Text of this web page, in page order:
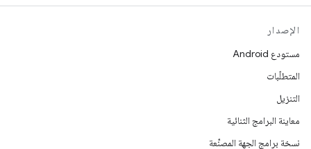
الإصدار
مستودع Android
المتطلّبات
التنزيل
معاينة البرامج الثنائية
نسخة برامج الجهة المصنِّعة